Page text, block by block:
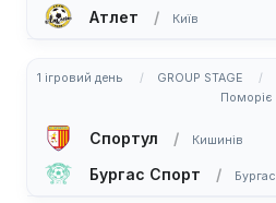
Атлет Київ
1 ігровий день GROUP STAGE
Поморіє
Спортул Кишинів
Бургас Спорт Бургас